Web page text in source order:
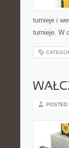
turnieje i
turnieje. W
POSTED